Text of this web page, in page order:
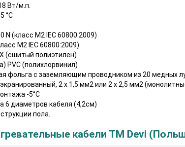
Вт/м.п.
°C
(класс М2 IEC 60800:2009)
М2 IEC 60800:2009)
(сшитый полиэтилен)
PVC (полихлорвинил)
фольга с заземляющим проводником из 20 медных
2 х 1,5 мм2 или 2 х 2,5 мм2
-5°C
6 диаметров кабеля (4,2см)
пола.
кабели ТМ Devi